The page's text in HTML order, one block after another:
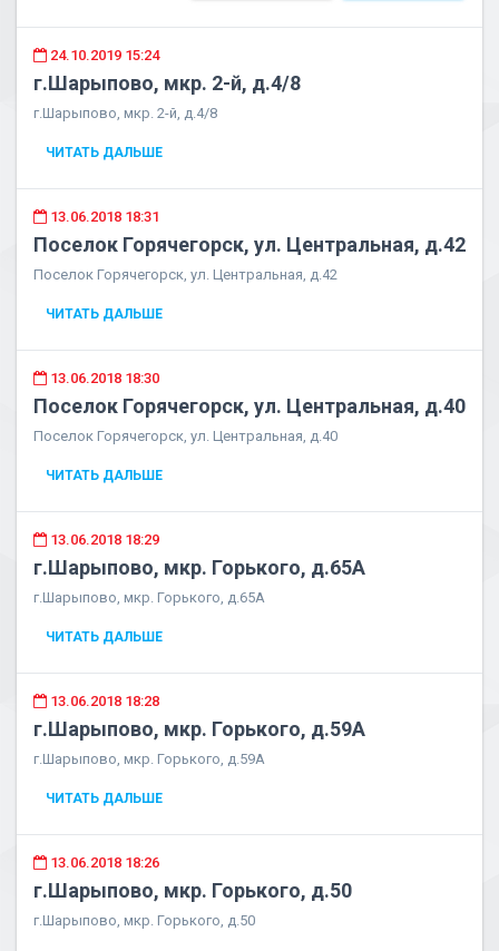
24.10.2019 15:24
г.Шарыпово, мкр. 2-й, д.4/8
г.Шарыпово, мкр. 2-й, д.4/8
ЧИТАТЬ ДАЛЬШЕ
13.06.2018 18:31
Поселок Горячегорск, ул. Центральная, д.42
Поселок Горячегорск, ул. Центральная, д.42
ЧИТАТЬ ДАЛЬШЕ
13.06.2018 18:30
Поселок Горячегорск, ул. Центральная, д.40
Поселок Горячегорск, ул. Центральная, д.40
ЧИТАТЬ ДАЛЬШЕ
13.06.2018 18:29
г.Шарыпово, мкр. Горького, д.65А
г.Шарыпово, мкр. Горького, д.65А
ЧИТАТЬ ДАЛЬШЕ
13.06.2018 18:28
г.Шарыпово, мкр. Горького, д.59А
г.Шарыпово, мкр. Горького, д.59А
ЧИТАТЬ ДАЛЬШЕ
13.06.2018 18:26
г.Шарыпово, мкр. Горького, д.50
г.Шарыпово, мкр. Горького, д.50